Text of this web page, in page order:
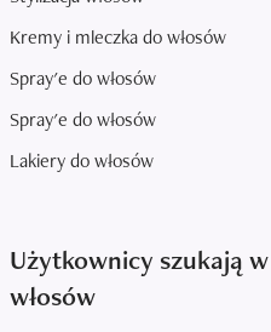
Kremy i mleczka do włosów
Spray'e do włosów
Spray'e do włosów
Lakiery do włosów
Użytkownicy szukają
włosów